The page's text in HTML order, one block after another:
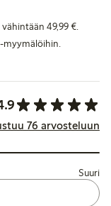
49,99 €.
myymälöihin.
76 arvosteluun
Suuri